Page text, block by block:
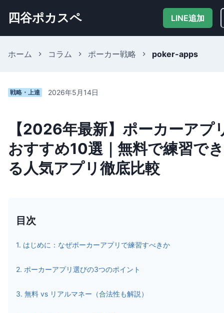
四谷ポカスペ LINE追加
ホーム コラム ポーカー戦略 poker-apps
戦略・上達 2026年5月14日
【2026年最新】ポーカーアプ
おすすめ10選｜無料で練習でき
る人気アプリ徹底比較
目次
1. はじめに：なぜポーカーアプリで練習すべきか
2. ポーカーアプリ選びの3つのポイント
3. 無料 vs リアルマネー（合法性も解説）